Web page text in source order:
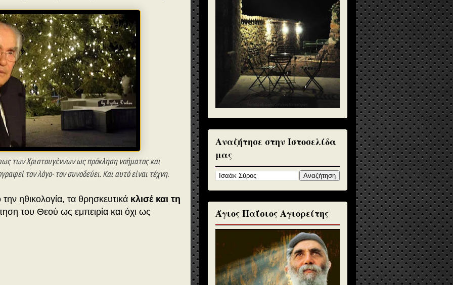
των Χριστουγέννων ως πρόκληση νοήματος και
τον λόγο· τον συνοδεύει. Και αυτό είναι τέχνη.
ηθικολογία, τα θρησκευτικά κλισέ και τη
του Θεού ως εμπειρία και όχι ως
Αναζήτησε στην Ιστοσελίδα
μας
Άγιος Παΐσιος Αγιορείτης